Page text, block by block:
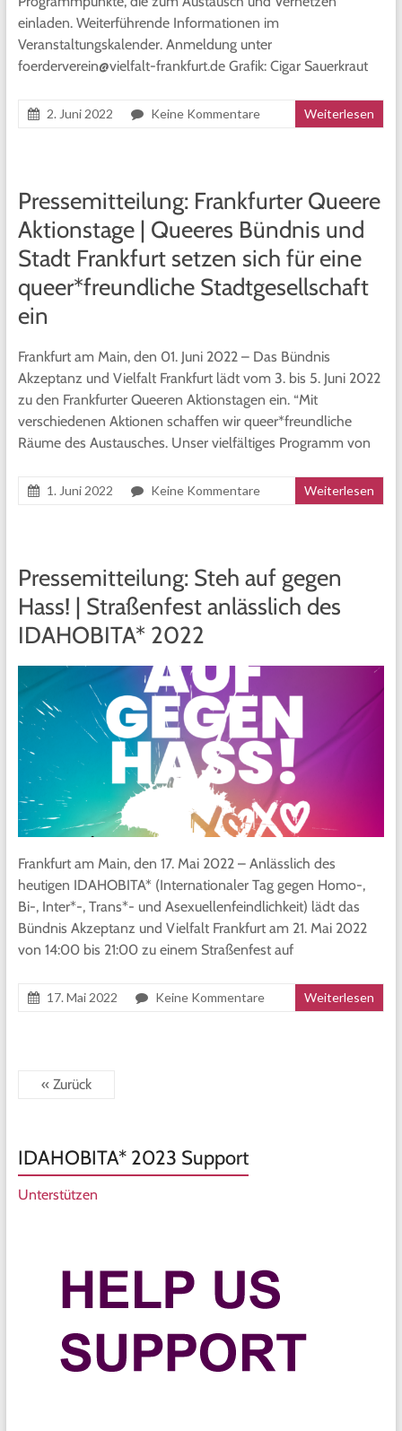
einladen. Weiterführende Informationen im
Veranstaltungskalender. Anmeldung unter
foerderverein@vielfalt-frankfurt.de Grafik: Cigar Sauerkraut
2. Juni 2022 Keine Kommentare Weiterlesen
Pressemitteilung: Frankfurter Queere
Aktionstage | Queeres Bündnis und
Stadt Frankfurt setzen sich für eine
queer*freundliche Stadtgesellschaft
ein
Frankfurt am Main, den 01. Juni 2022 – Das Bündnis
Akzeptanz und Vielfalt Frankfurt lädt vom 3. bis 5. Juni 2022
zu den Frankfurter Queeren Aktionstagen ein. “Mit
verschiedenen Aktionen schaffen wir queer*freundliche
Räume des Austausches. Unser vielfältiges Programm von
1. Juni 2022 Keine Kommentare Weiterlesen
Pressemitteilung: Steh auf gegen
Hass! | Straßenfest anlässlich des
IDAHOBITA* 2022
Frankfurt am Main, den 17. Mai 2022 – Anlässlich des
heutigen IDAHOBITA* (Internationaler Tag gegen Homo-,
Bi-, Inter*-, Trans*- und Asexuellenfeindlichkeit) lädt das
Bündnis Akzeptanz und Vielfalt Frankfurt am 21. Mai 2022
von 14:00 bis 21:00 zu einem Straßenfest auf
17. Mai 2022 Keine Kommentare Weiterlesen
« Zurück
IDAHOBITA* 2023 Support
Unterstützen